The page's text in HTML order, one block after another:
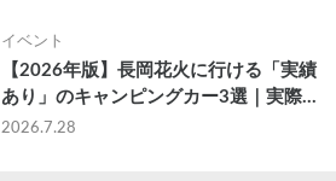
イベント
【2026年版】長岡花火に行ける「実績
あり」のキャンピングカー3選｜実際
に利用したゲストのレビュー付き
2026.7.28